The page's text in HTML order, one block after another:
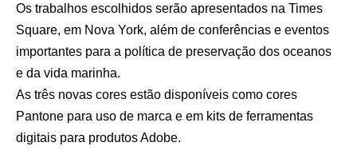
Os trabalhos escolhidos serão apresentados na Times
Square, em Nova York, além de conferências e eventos
importantes para a política de preservação dos oceanos
e da vida marinha.
As três novas cores estão disponíveis como cores
Pantone para uso de marca e em kits de ferramentas
digitais para produtos Adobe.